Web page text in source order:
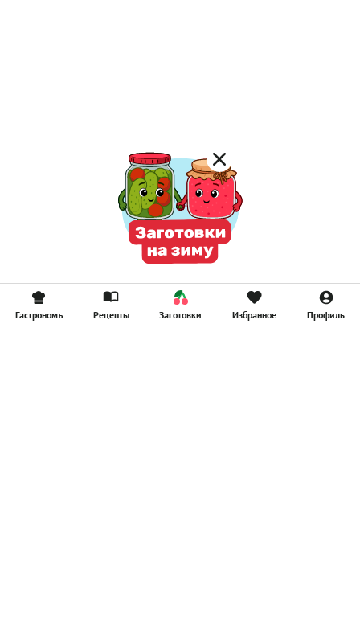
Гастрономъ Рецепты Заготовки Избранное Профиль